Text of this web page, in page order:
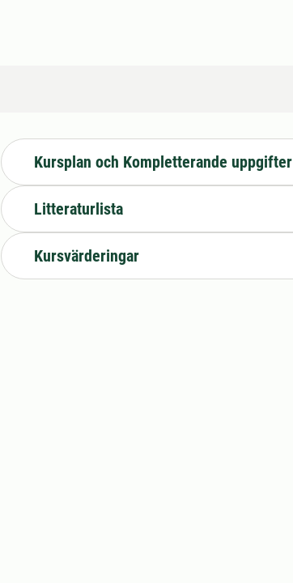
Kursplan och Kompletterande uppgifter
Litteraturlista
Kursvärderingar